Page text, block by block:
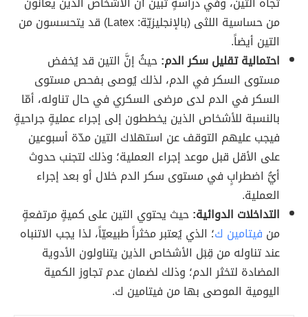
من حساسية اللثى (بالإنجليزيّة: Latex) قد يتحسسون من
التين أيضاً.
احتمالية تقليل سكر الدم:حيثُ إنَّ التين قد يُخفض
مستوى السكر في الدم، لذلك يُوصى بفحص مستوى
السكر في الدم لدى مرضى السكري في حال تناوله، أمّا
بالنسبة للأشخاص الذين يخططون إلى إجراء عمليةٍ جراحيةٍ
فيجب عليهم التوقف عن استهلاك التين مدّة أسبوعين
على الأقل قبل موعد إجراء العملية؛ وذلك لتجنب حدوث
أيُّ اضطرابٍ في مستوى سكر الدم خلال أو بعد إجراء
العملية.
التداخلات الدوائية:حيث يحتوي التين على كميةٍ مرتفعةٍ
من فيتامين ك؛ الذي يُعتبر مخثراً طبيعيّاً، لذا يجب الاتنباه
عند تناوله من قِبَل الأشخاص الذين يتناولون الأدوية
المضادة لتخثر الدم؛ وذلك لضمان عدم تجاوز الكمية
اليومية الموصى بها من فيتامين ك.